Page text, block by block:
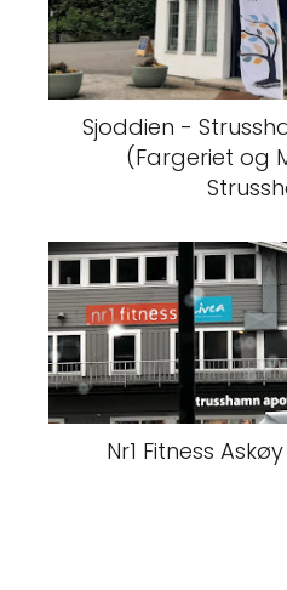
Sjoddien -
(Fargeriet og
Nr1 Fitness